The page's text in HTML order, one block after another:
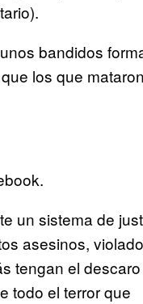
bandidos
los que
un sistema de
asesinos,
tengan el
todo el terror que